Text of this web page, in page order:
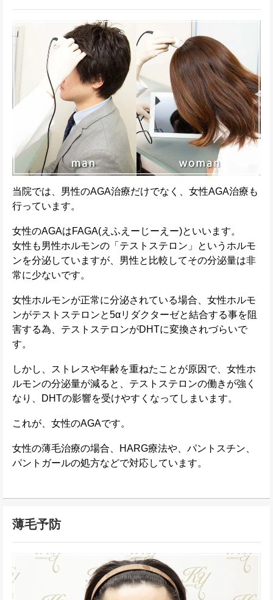
当院では、男性のAGA治療だけでなく、女性AGA治療も
行っています。
女性のAGAはFAGA(えふえーじーえー)といいます。
女性も男性ホルモンの「テストステロン」というホルモ
ンを分泌していますが、男性と比較してその分泌量は非
常に少ないです。
女性ホルモンが正常に分泌されている場合、女性ホルモ
ンがテストステロンと5αリダクターゼと結合する事を阻
害する為、テストステロンがDHTに変換されづらいで
す。
しかし、ストレスや年齢を重ねたことが原因で、女性ホ
ルモンの分泌量が減ると、テストステロンの働きが強く
なり、DHTの影響を受けやすくなってしまいます。
これが、女性のAGAです。
女性の薄毛治療の場合、HARG療法や、パントスチン、
パントガールの処方などで対応しています。
薄毛予防